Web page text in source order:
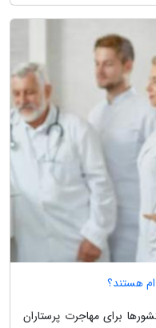
هستند؟
برای مهاجرت پرستاران